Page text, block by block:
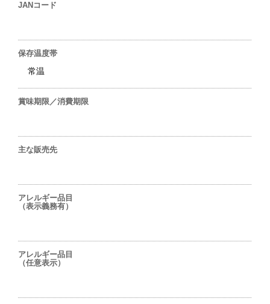
JANコード
保存温度帯
常温
賞味期限／消費期限
主な販売先
アレルギー品目
（表示義務有）
アレルギー品目
（任意表示）